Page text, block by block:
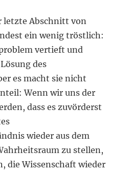
Abschnitt von
ein wenig tröstlich:
vertieft und
des
es macht sie nicht
Wenn wir uns der
dass es zuvörderst
wieder aus dem
zu stellen,
die Wissenschaft wieder